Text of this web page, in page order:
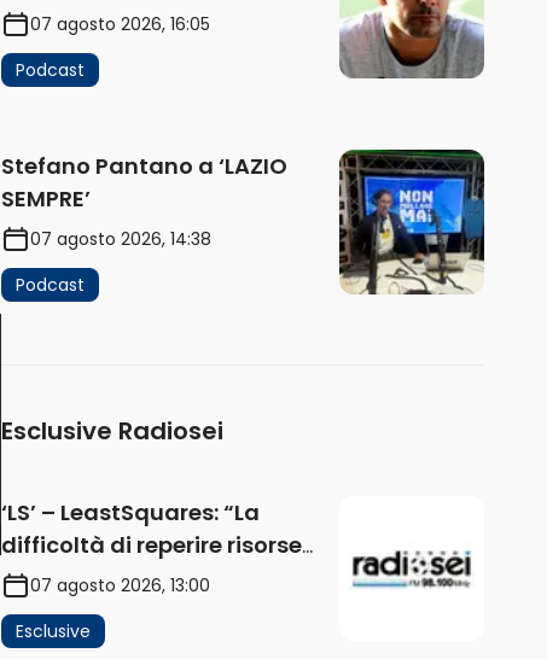
07 agosto 2026, 16:05
Podcast
Stefano Pantano a ‘LAZIO
SEMPRE’
07 agosto 2026, 14:38
Podcast
Esclusive Radiosei
‘LS’ – LeastSquares: “La
difficoltà di reperire risorse
impatta sul mercato. Senza
investimenti non arrivano i
ricavi” (AUDIO)
07 agosto 2026, 13:00
Esclusive